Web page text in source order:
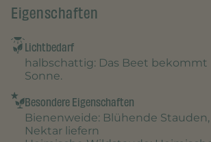
Eigenschaften
Lichtbedarf
halbschattig: Das Beet bekommt
Sonne.
Besondere Eigenschaften
Bienenweide: Blühende
Nektar liefern